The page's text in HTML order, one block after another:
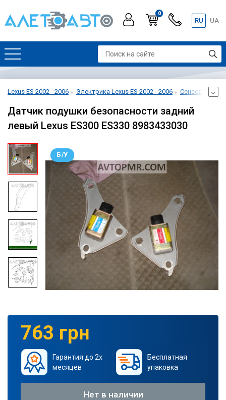
0
RU UA
Lexus ES 2002 - 2006 Электрика Lexus ES 2002 - 2006 Сенсор airbag
Датчик подушки безопасности задний
левый Lexus ES300 ES330 8983433030
Б/У
763 грн
Гарантия до 2х
месяцев
Бесплатная
упаковка
Нет в наличии